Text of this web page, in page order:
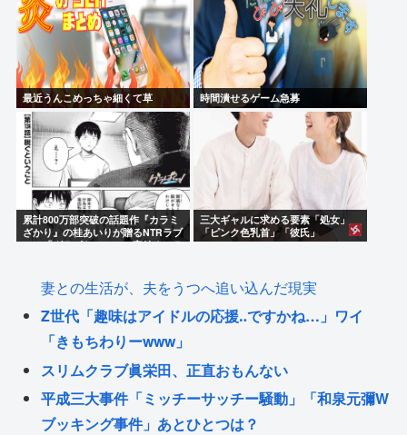
最近うんこめっちゃ細くて草 時間潰せるゲーム急募
累計800万部突破の話題作『カラミ
ざかり』の桂あいりが贈るNTRラブ
コメ「グラぱらっ！」、完結までラ
三大ギャルに求める要素「処女」
「ピンク色乳首」「彼氏」
妻との生活が、夫をうつへ追い込んだ現実
Z世代「趣味はアイドルの応援‥ですかね…」ワイ
「きもちわりーwww」
スリムクラブ眞栄田、正直おもんない
平成三大事件「ミッチーサッチー騒動」「和泉元彌W
ブッキング事件」あとひとつは？